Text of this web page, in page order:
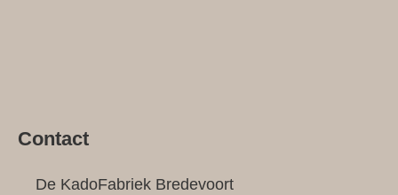
Contact
De KadoFabriek Bredevoort